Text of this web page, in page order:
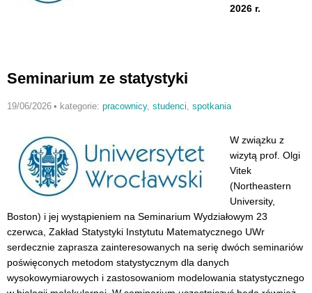
2026 r.
Seminarium ze statystyki
19/06/2026 • kategorie: pracownicy, studenci spotkania
W związku z
wizytą prof. Olgi
Vitek
(Northeastern
University,
Boston) i jej wystąpieniem na Seminarium Wydziałowym 23
czerwca, Zakład Statystyki Instytutu Matematycznego UWr
serdecznie zaprasza zainteresowanych na serię dwóch seminariów
poświęconych metodom statystycznym dla danych
wysokowymiarowych i zastosowaniom modelowania statystycznego